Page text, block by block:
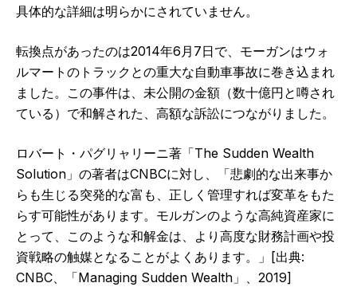
具体的な詳細は明らかにされていません。
転換点があったのは2014年6月7日で、モーガンはウォ
ルマートのトラックとの重大な自動車事故に巻き込まれ
ました。この事件は、未公開の金額（数十億円と噂され
ている）で和解された、高額な訴訟につながりました。
ロバート・パグリャリーニ著「The Sudden Wealth
Solution」の著者はCNBCに対し、「悲劇的な出来事か
らも生じる突発的な富も、正しく管理すれば変革をもた
らす可能性があります。モルガンのような高純資産家に
とって、このような和解金は、より高度な財務計画や投
資戦略の触媒となることがよくあります。」[出典:
CNBC、「Managing Sudden Wealth」、2019]